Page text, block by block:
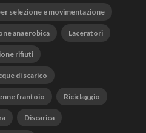
selezione e movimentazione
anaerobica Laceratori
rifiuti
di scarico
frantoio Riciclaggio
Discarica